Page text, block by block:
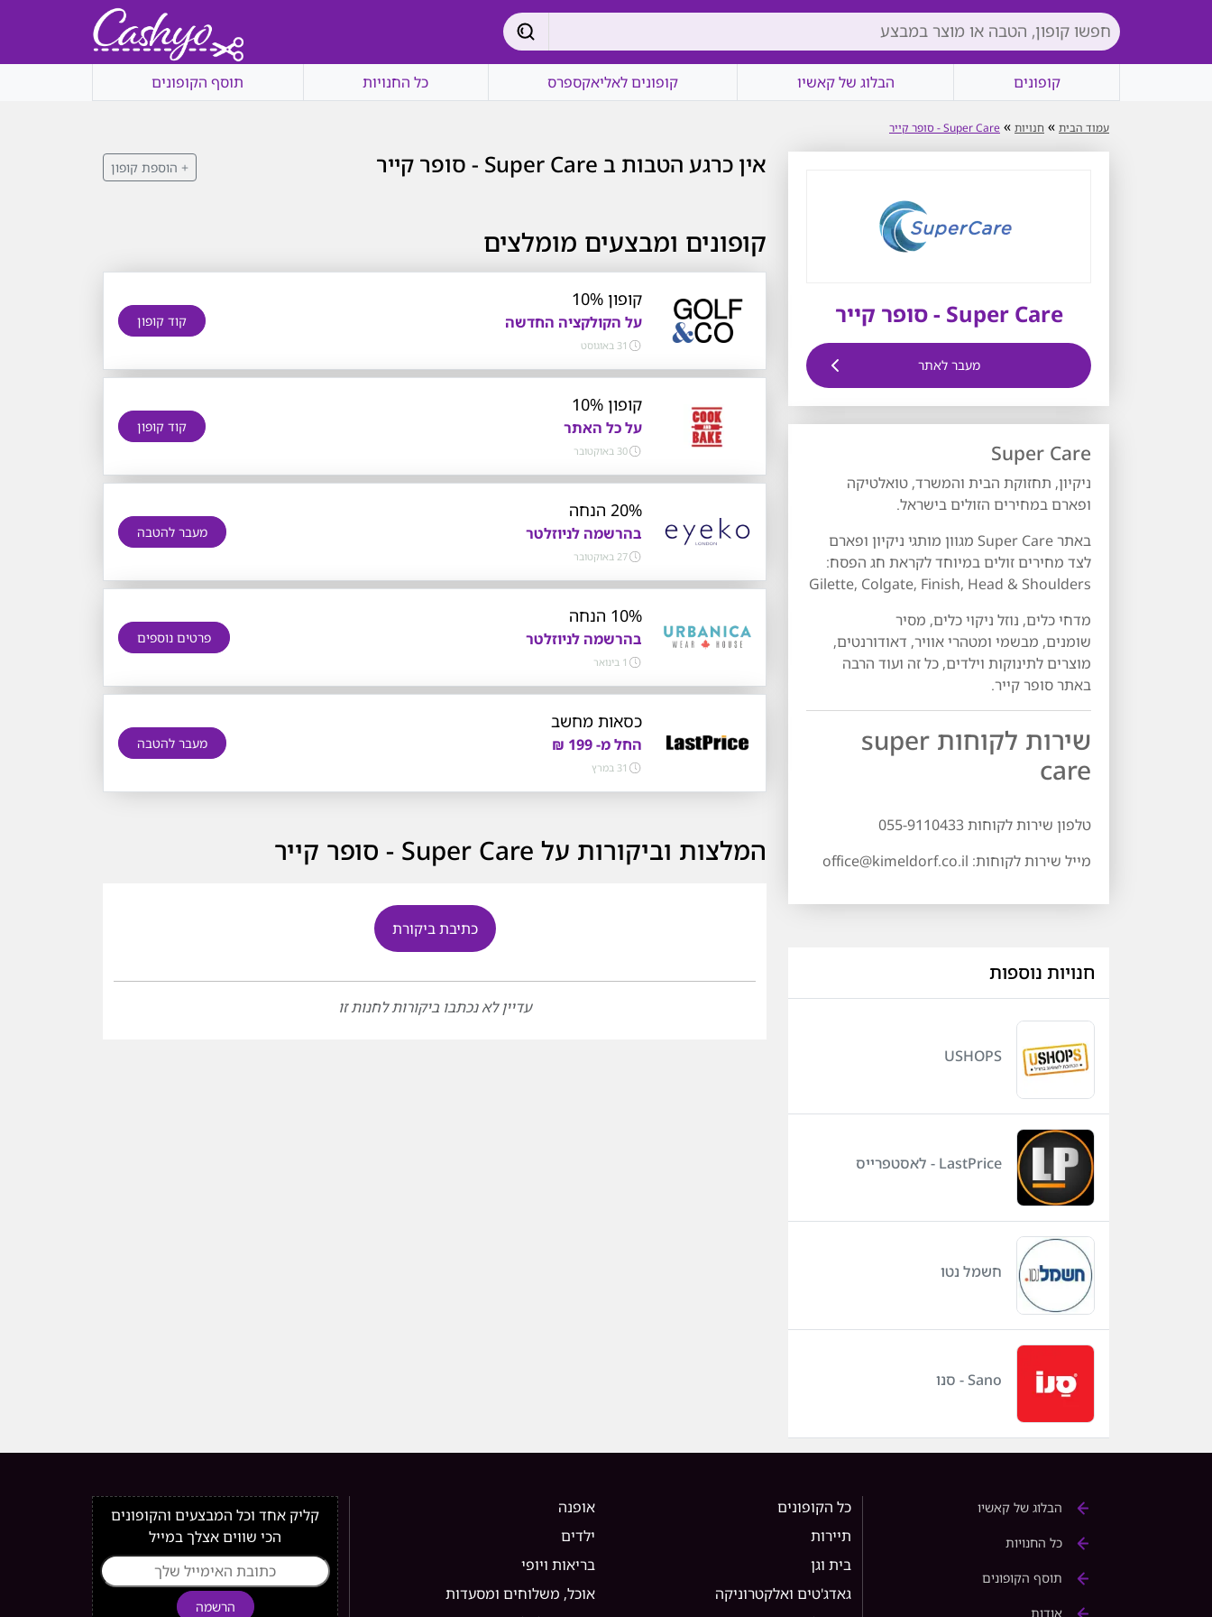
קופונים הבלוג של קאשיו קופונים לאליאקספרס כל החנויות תוסף הקופונים
עמוד הבית » חנויות » Super Care - סופר קייר
Super Care - סופר קייר
מעבר לאתר
Super Care
ניקיון, תחזוקת הבית והמשרד, טואלטיקה
ופארם במחירים הזולים בישראל.
באתר Super Care מגוון מותגי ניקיון ופארם
לצד מחירים זולים במיוחד לקראת חג הפסח:
Gilette, Colgate, Finish, Head & Shoulders
מדחי כלים, נוזל ניקוי כלים, מסיר
שומנים, מבשמי ומטהרי אוויר, דאודורנטים,
מוצרים לתינוקות וילדים, כל זה ועוד הרבה
באתר סופר קייר.
שירות לקוחות super
care
טלפון שירות לקוחות 055-9110433
מייל שירות לקוחות: office@kimeldorf.co.il
חנויות נוספות
USHOPS
LastPrice - לאסטפרייס
חשמל נטו
Sano - סנו
אין כרגע הטבות ב Super Care - סופר קייר + הוספת קופון
קופונים ומבצעים מומלצים
קופון 10%
על הקולקציה החדשה
31 באוגוסט
קוד קופון
קופון 10%
על כל האתר
30 באוקטובר
קוד קופון
20% הנחה
בהרשמה לניוזלטר
27 באוקטובר
מעבר להטבה
10% הנחה
בהרשמה לניוזלטר
1 בינואר
פרטים נוספים
כסאות מחשב
החל מ- 199 ₪
31 במרץ
מעבר להטבה
המלצות וביקורות על Super Care - סופר קייר
כתיבת ביקורת
עדיין לא נכתבו ביקורות לחנות זו
הבלוג של קאשיו
כל החנויות
תוסף הקופונים
אודות
כל הקופונים
אופנה
תיירות
ילדים
בית וגן
בריאות ויופי
גאדג'טים ואלקטרוניקה
אוכל, משלוחים ומסעדות
קליק אחד וכל המבצעים והקופונים
הכי שווים אצלך במייל
הרשמה